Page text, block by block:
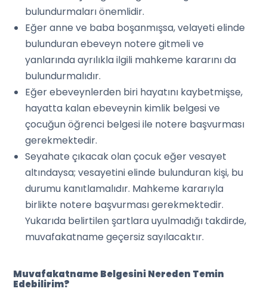
bulundurmaları önemlidir.
Eğer anne ve baba boşanmışsa, velayeti elinde
bulunduran ebeveyn notere gitmeli ve
yanlarında ayrılıkla ilgili mahkeme kararını da
bulundurmalıdır.
Eğer ebeveynlerden biri hayatını kaybetmişse,
hayatta kalan ebeveynin kimlik belgesi ve
çocuğun öğrenci belgesi ile notere başvurması
gerekmektedir.
Seyahate çıkacak olan çocuk eğer vesayet
altındaysa; vesayetini elinde bulunduran kişi, bu
durumu kanıtlamalıdır. Mahkeme kararıyla
birlikte notere başvurması gerekmektedir.
Yukarıda belirtilen şartlara uyulmadığı takdirde,
muvafakatname geçersiz sayılacaktır.
Muvafakatname Belgesini Nereden Temin
Edebilirim?